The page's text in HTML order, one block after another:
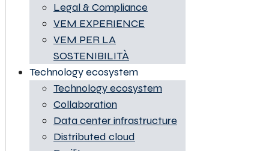
Legal & Compliance
VEM EXPERIENCE
VEM PER LA
SOSTENIBILITÀ
Technology ecosystem
Technology ecosystem
Collaboration
Data center infrastructure
Distributed cloud